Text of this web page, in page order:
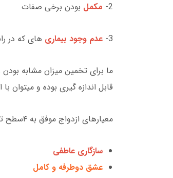
2- مکمل بودن برخی صفات
3- عدم وجود بیماری های که در
ما برای تخمین میزان مشابه بودن
قابل اندازه گیری بوده و میتوان با
معیارهای ازدواج موفق به ۴سطح تقسیم می شود:
سازگاری عاطفی
عشق دوطرفه و کامل